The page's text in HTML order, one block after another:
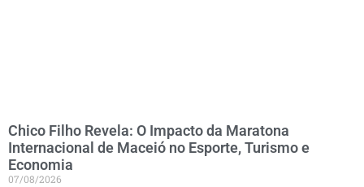
Chico Filho Revela: O Impacto da Maratona
Internacional de Maceió no Esporte, Turismo e
Economia
07/08/2026